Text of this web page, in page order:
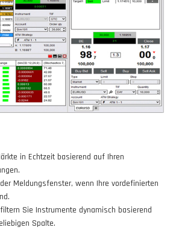
in Echtzeit basierend auf Ihren
Meldungsfenster, wenn Ihre vordefinierten
Sie Instrumente dynamisch basierend
Spalte.